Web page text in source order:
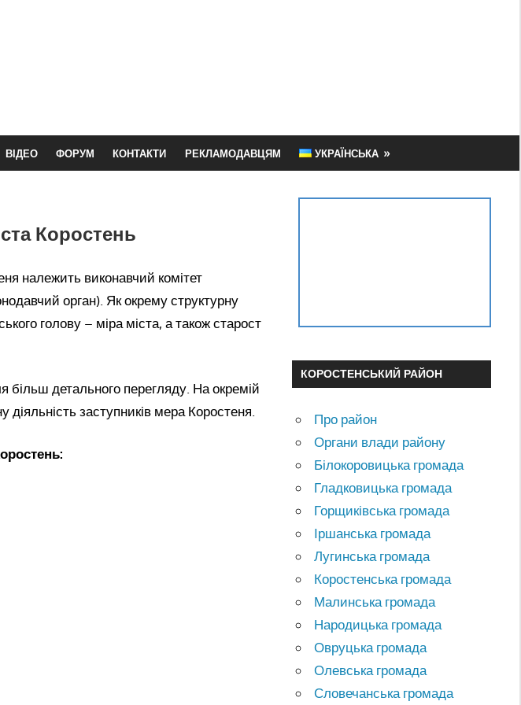
ВІДЕО ФОРУМ КОНТАКТИ РЕКЛАМОДАВЦЯМ УКРАЇНСЬКА
Коростень
належить виконавчий комітет
орган). Як окрему структурну
голову – міра міста, а також старост
більш детального перегляду. На окремій
заступників мера Коростеня.
КОРОСТЕНСЬКИЙ РАЙОН
Про район
Органи влади району
Білокоровицька громада
Гладковицька громада
Горщиківська громада
Іршанська громада
Лугинська громада
Коростенська громада
Малинська громада
Народицька громада
Овруцька громада
Олевська громада
Словечанська громада